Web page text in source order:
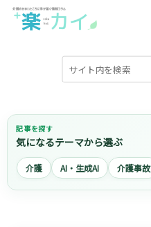
記事を探す
気になるテーマから選ぶ
介護 AI・生成AI 介護事故